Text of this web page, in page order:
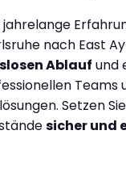
nach East
Ablauf und
Teams
Setzen
sicher und